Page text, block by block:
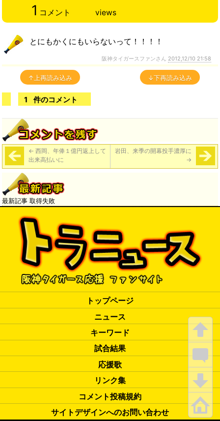
1 コメント views
とにもかくにもいらないって！！！！
阪神タイガースファンさん 2012,12/10 21:58
↑上再読み込み ↓下再読み込み
1 件のコメント
← 西岡、年俸１億円返上して
出来高払いに
岩田、来季の開幕投手濃厚に
→
最新記事 取得失敗
トップページ
ニュース
キーワード
試合結果
応援歌
リンク集
コメント投稿規約
サイトデザインへのお問い合わせ